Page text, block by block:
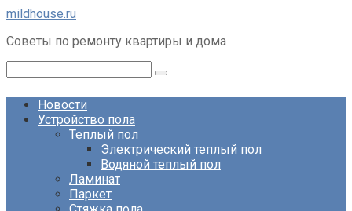
Перейти
контенту
mildhouse.ru
Советы по ремонту квартиры и дома
Новости
Устройство пола
Теплый пол
Электрический теплый пол
Водяной теплый пол
Ламинат
Паркет